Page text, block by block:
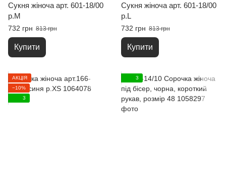
Сукня жіноча арт. 601-18/00
р.M
732 грн 813 грн
Купити
Сукня жіноча арт. 601-18/00
р.L
732 грн 813 грн
Купити
АКЦІЯ
−10%
3
3